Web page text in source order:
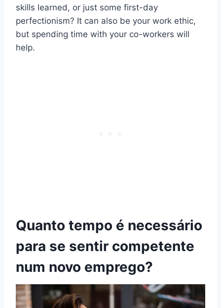
skills learned, or just some first-day
perfectionism? It can also be your work ethic,
but spending time with your co-workers will
help.
Quanto tempo é necessário
para se sentir competente
num novo emprego?